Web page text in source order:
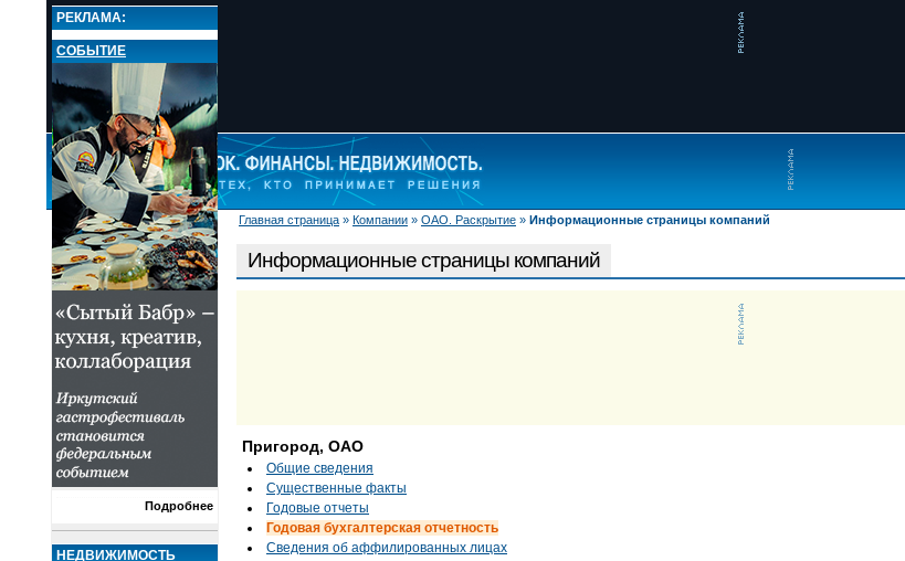
Главная страница » Компании » ОАО. Раскрытие » Информационные страницы компаний
НОВОСТИ
РЫНКИ
КОМПАНИИ
Инвестиционные
компании
ОАО. Раскрытие
Информационные
страницы компаний
О ПРОЕКТЕ
РЕКЛАМА:
СОБЫТИЕ
Подробнее
НЕДВИЖИМОСТЬ
Информационные страницы компаний
Пригород, ОАО
Общие сведения
Существенные факты
Годовые отчеты
Годовая бухгалтерская отчетность
Cведения об аффилированных лицах